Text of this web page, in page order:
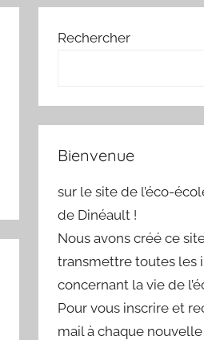
Rechercher
Bienvenue
sur le site de l’éco-
de Dinéault !
Nous avons créé ce
transmettre toutes les
concernant la vie de
Pour vous inscrire et
mail à chaque